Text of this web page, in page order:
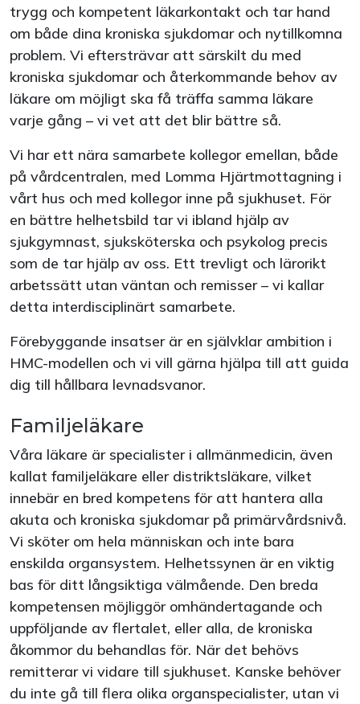
trygg och kompetent läkarkontakt och tar hand
om både dina kroniska sjukdomar och nytillkomna
problem. Vi eftersträvar att särskilt du med
kroniska sjukdomar och återkommande behov av
läkare om möjligt ska få träffa samma läkare
varje gång – vi vet att det blir bättre så.
Vi har ett nära samarbete kollegor emellan, både
på vårdcentralen, med Lomma Hjärtmottagning i
vårt hus och med kollegor inne på sjukhuset. För
en bättre helhetsbild tar vi ibland hjälp av
sjukgymnast, sjuksköterska och psykolog precis
som de tar hjälp av oss. Ett trevligt och lärorikt
arbetssätt utan väntan och remisser – vi kallar
detta interdisciplinärt samarbete.
Förebyggande insatser är en självklar ambition i
HMC-modellen och vi vill gärna hjälpa till att guida
dig till hållbara levnadsvanor.
Familjeläkare
Våra läkare är specialister i allmänmedicin, även
kallat familjeläkare eller distriktsläkare, vilket
innebär en bred kompetens för att hantera alla
akuta och kroniska sjukdomar på primärvårdsnivå.
Vi sköter om hela människan och inte bara
enskilda organsystem. Helhetssynen är en viktig
bas för ditt långsiktiga välmående. Den breda
kompetensen möjliggör omhändertagande och
uppföljande av flertalet, eller alla, de kroniska
åkommor du behandlas för. När det behövs
remitterar vi vidare till sjukhuset. Kanske behöver
du inte gå till flera olika organspecialister, utan vi